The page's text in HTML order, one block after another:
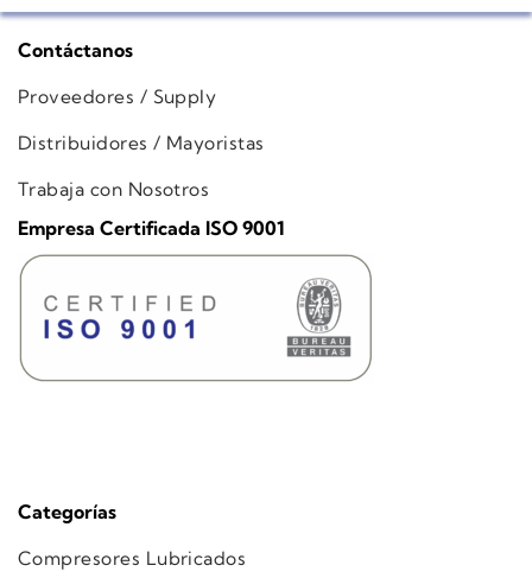
Categorías
Compresores Lubricados
Contáctanos
Proveedores / Supply
Distribuidores / Mayoristas
Trabaja con Nosotros
Empresa Certificada ISO 9001